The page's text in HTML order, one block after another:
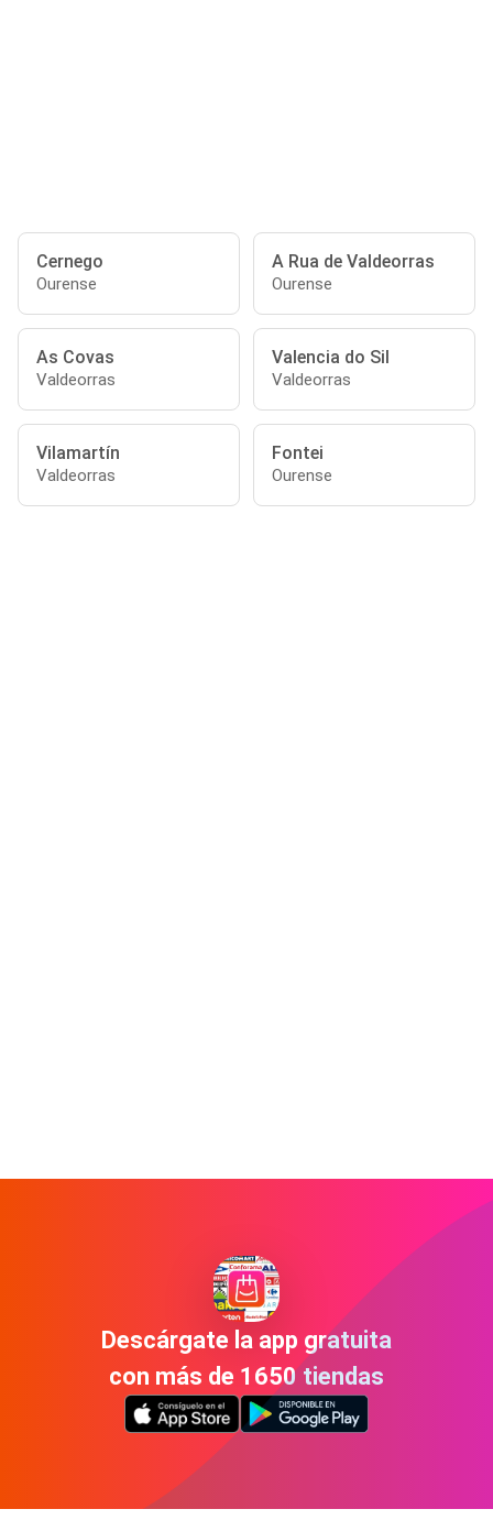
Cernego
Ourense
A Rua de Valdeorras
Ourense
As Covas
Valdeorras
Valencia do Sil
Valdeorras
Vilamartín
Valdeorras
Fontei
Ourense
Descárgate la app gratuita
con más de 1650 tiendas